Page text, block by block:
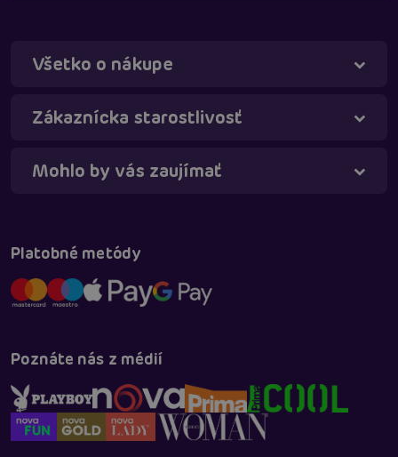
Všetko o nákupe
Zákaznícka starostlivosť
Mohlo by vás zaujímať
Platobné metódy
Poznáte nás z médií
Táňa - virtuálna asistentka